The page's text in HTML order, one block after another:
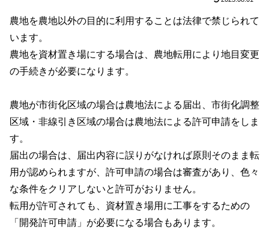
農地を農地以外の目的に利用することは法律で禁じられて
います。
農地を資材置き場にする場合は、農地転用により地目変更
の手続きが必要になります。
農地が市街化区域の場合は農地法による届出、市街化調整
区域・非線引き区域の場合は農地法による許可申請をしま
す。
届出の場合は、届出内容に誤りがなければ原則そのまま転
用が認められますが、許可申請の場合は審査があり、色々
な条件をクリアしないと許可がおりません。
転用が許可されても、資材置き場用に工事をするための
「開発許可申請」が必要になる場合もあります。